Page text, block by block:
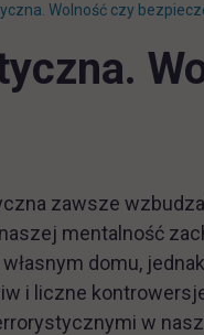
Wolność czy
zawsze
mentalność
domu,
i liczne
w